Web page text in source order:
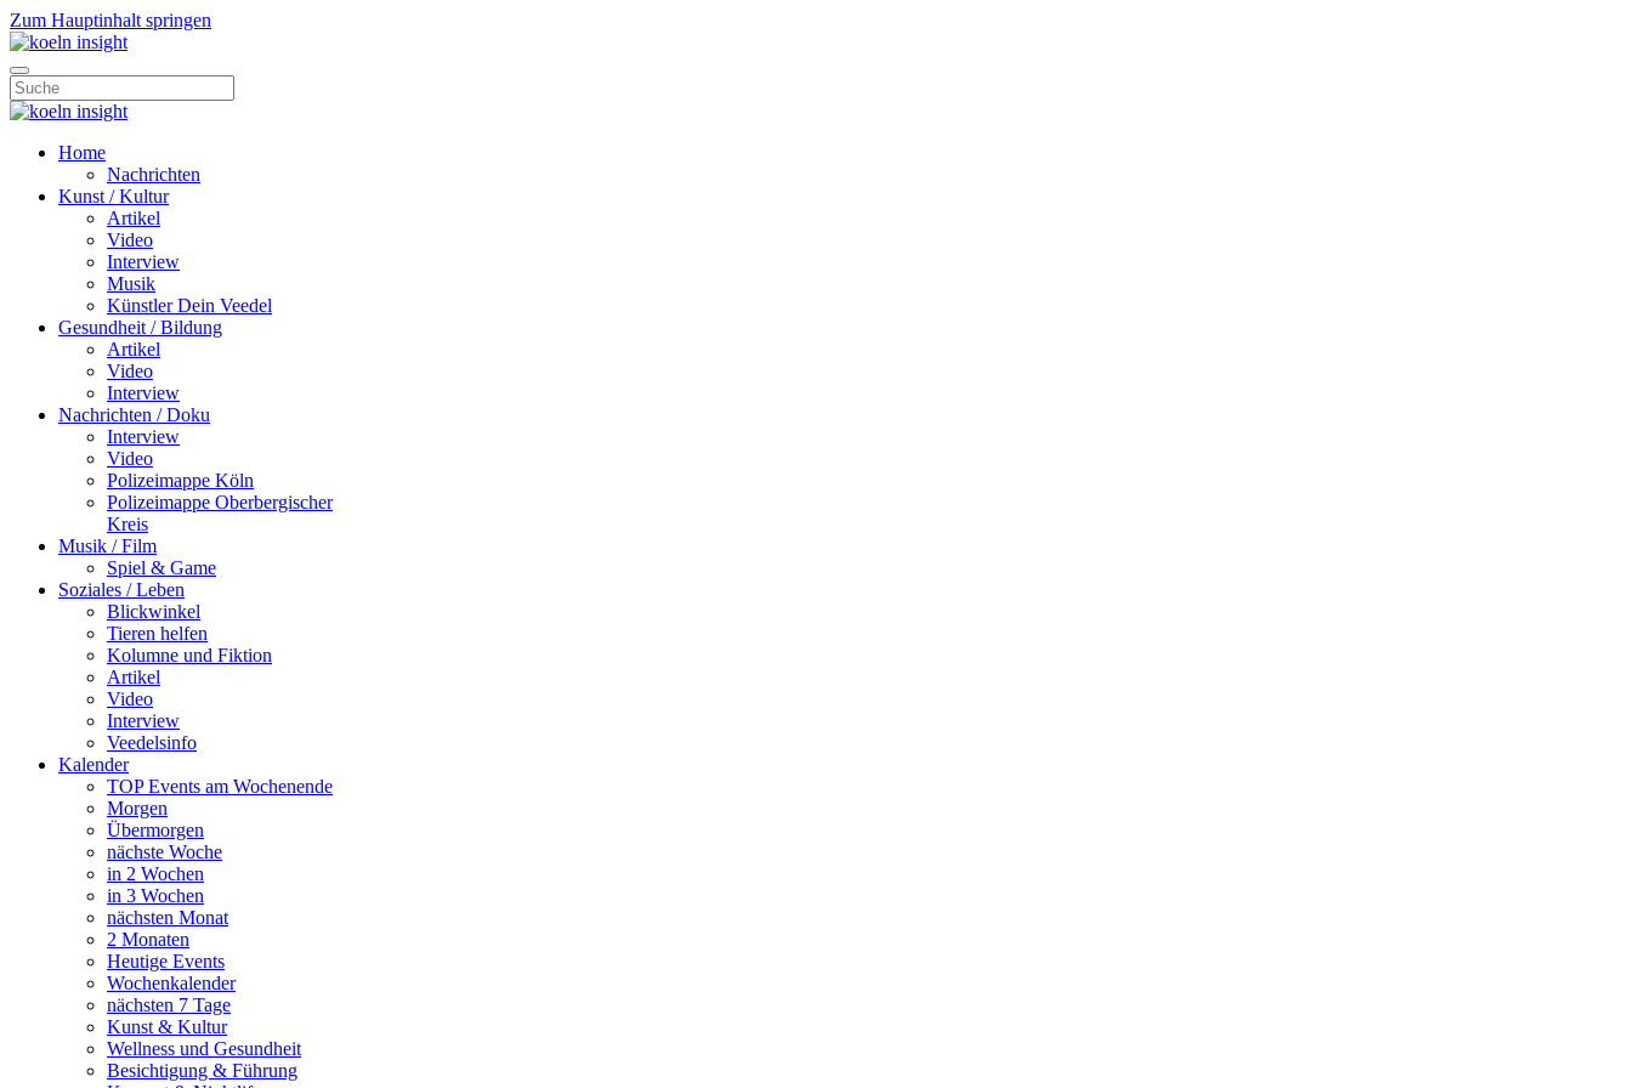
Zum Hauptinhalt springen
Home
Nachrichten
Kunst / Kultur
Artikel
Video
Interview
Musik
Künstler Dein Veedel
Gesundheit / Bildung
Artikel
Video
Interview
Nachrichten / Doku
Interview
Video
Polizeimappe Köln
Polizeimappe Oberbergischer
Kreis
Musik / Film
Spiel & Game
Soziales / Leben
Blickwinkel
Tieren helfen
Kolumne und Fiktion
Artikel
Video
Interview
Veedelsinfo
Kalender
TOP Events am Wochenende
Morgen
Übermorgen
nächste Woche
in 2 Wochen
in 3 Wochen
nächsten Monat
2 Monaten
Heutige Events
Wochenkalender
nächsten 7 Tage
Kunst & Kultur
Wellness und Gesundheit
Besichtigung & Führung